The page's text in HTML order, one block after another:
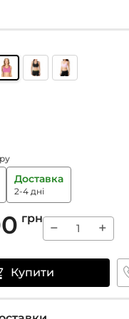
Доставка
2-4 дні
грн
− +
Купити